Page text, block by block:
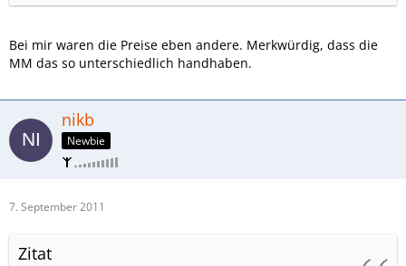
Bei mir waren die Preise eben andere. Merkwürdig, dass die
MM das so unterschiedlich handhaben.
nikb
Newbie
7. September 2011
Zitat